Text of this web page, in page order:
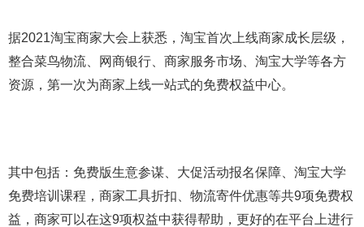
据2021淘宝商家大会上获悉，淘宝首次上线商家成长层级，
整合菜鸟物流、网商银行、商家服务市场、淘宝大学等各方
资源，第一次为商家上线一站式的免费权益中心。
其中包括：免费版生意参谋、大促活动报名保障、淘宝大学
免费培训课程，商家工具折扣、物流寄件优惠等共9项免费权
益，商家可以在这9项权益中获得帮助，更好的在平台上进行